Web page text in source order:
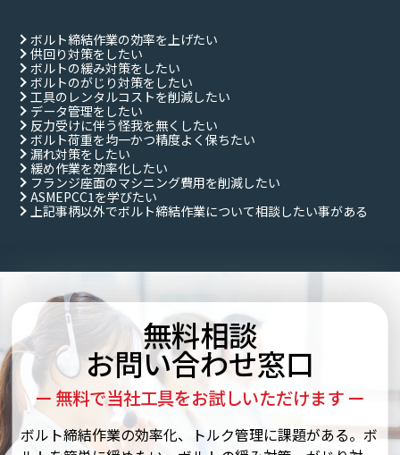
ボルト締結作業の効率を上げたい
供回り対策をしたい
ボルトの緩み対策をしたい
ボルトのがじり対策をしたい
工具のレンタルコストを削減したい
データ管理をしたい
反力受けに伴う怪我を無くしたい
ボルト荷重を均一かつ精度よく保ちたい
漏れ対策をしたい
緩め作業を効率化したい
フランジ座面のマシニング費用を削減したい
ASMEPCC1を学びたい
上記事柄以外でボルト締結作業について相談したい事がある
無料相談
お問い合わせ窓口
ー 無料で当社工具をお試しいただけます ー
ボルト締結作業の効率化、トルク管理に課題がある。ボ